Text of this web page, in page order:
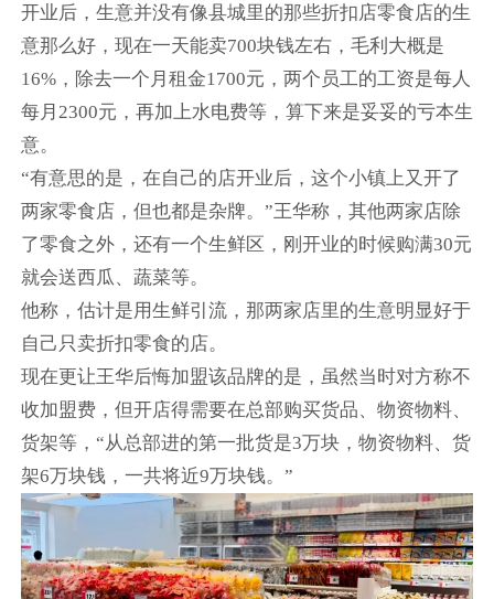
开业后，生意并没有像县城里的那些折扣店零食店的生
意那么好，现在一天能卖700块钱左右，毛利大概是
16%，除去一个月租金1700元，两个员工的工资是每人
每月2300元，再加上水电费等，算下来是妥妥的亏本生
意。
“有意思的是，在自己的店开业后，这个小镇上又开了
两家零食店，但也都是杂牌。”王华称，其他两家店除
了零食之外，还有一个生鲜区，刚开业的时候购满30元
就会送西瓜、蔬菜等。
他称，估计是用生鲜引流，那两家店里的生意明显好于
自己只卖折扣零食的店。
现在更让王华后悔加盟该品牌的是，虽然当时对方称不
收加盟费，但开店得需要在总部购买货品、物资物料、
货架等，“从总部进的第一批货是3万块，物资物料、货
架6万块钱，一共将近9万块钱。”